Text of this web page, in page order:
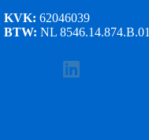
KVK: 62046039
BTW: NL 8546.14.874.B.01